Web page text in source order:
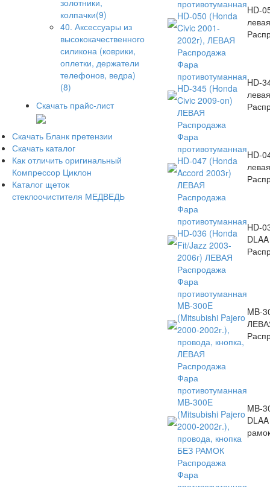
золотники,
колпачки(9)
40. Аксессуары из
высококачественного
силикона (коврики,
оплетки, держатели
телефонов, ведра)
(8)
Скачать прайс-лист
Скачать Бланк претензии
Скачать каталог
Как отличить оригинальный
Компрессор Циклон
Каталог щеток
стеклоочистителя МЕДВЕДЬ
противотуманная
HD-050 (Honda
Civic 2001-
2002г), ЛЕВАЯ
Распродажа
HD-
левая
Фара
противотуманная
HD-345 (Honda
Civic 2009-on)
ЛЕВАЯ
Распродажа
HD-
левая
Фара
противотуманная
HD-047 (Honda
Accord 2003г)
ЛЕВАЯ
Распродажа
HD-
левая
Фара
противотуманная
HD-036 (Honda
Fit/Jazz 2003-
2006г) ЛЕВАЯ
Распродажа
HD-
Фара
противотуманная
MB-300E
(Mitsubishi Pajero
2000-2002г.),
провода, кнопка,
ЛЕВАЯ
Распродажа
MB-
Фара
противотуманная
MB-300E
(Mitsubishi Pajero
2000-2002г.),
провода, кнопка
БЕЗ РАМОК
Распродажа
MB-
Фара